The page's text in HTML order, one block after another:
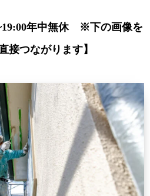
年中無休 ※下の画像を
接つながります】